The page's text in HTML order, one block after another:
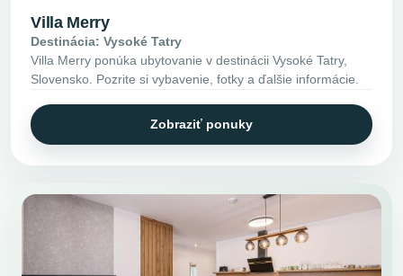
Villa Merry
Destinácia: Vysoké Tatry
Villa Merry ponúka ubytovanie v destinácii Vysoké Tatry,
Slovensko. Pozrite si vybavenie, fotky a ďalšie informácie.
Zobraziť ponuky